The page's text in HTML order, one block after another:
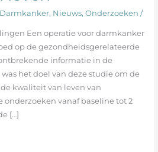
Darmkanker, Nieuws, Onderzoeken /
Een operatie voor darmkanker
op de gezondheidsgerelateerde
informatie in de
het doel van deze studie om de
kwaliteit van leven van
vanaf baseline tot 2
[…]